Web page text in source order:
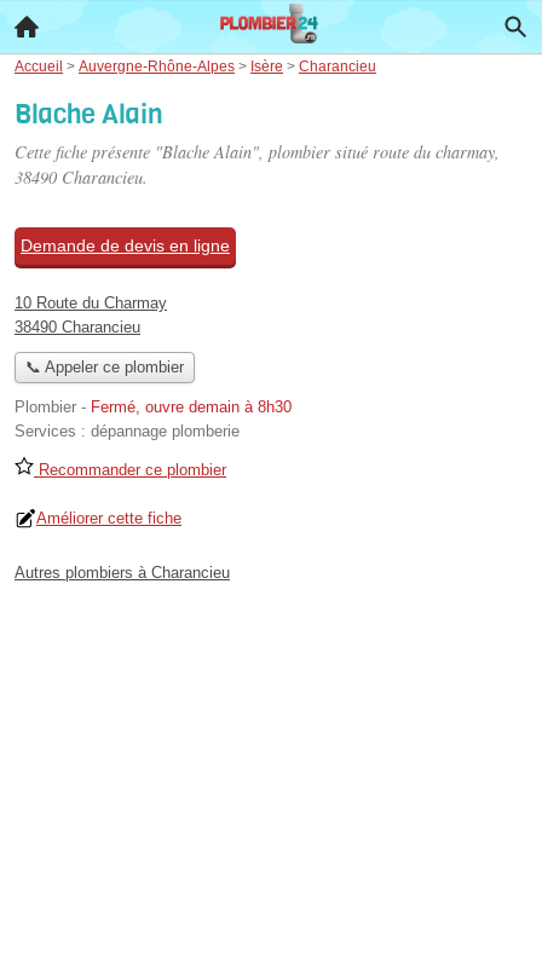
Accueil > Auvergne-Rhône-Alpes > Isère > Charancieu
Blache Alain
Cette fiche présente "Blache Alain", plombier situé route du charmay,
38490 Charancieu.
Demande de devis en ligne
10 Route du Charmay
38490 Charancieu
📞 Appeler ce plombier
Plombier - Fermé, ouvre demain à 8h30
Services : dépannage plomberie
Recommander ce plombier
Améliorer cette fiche
Autres plombiers à Charancieu